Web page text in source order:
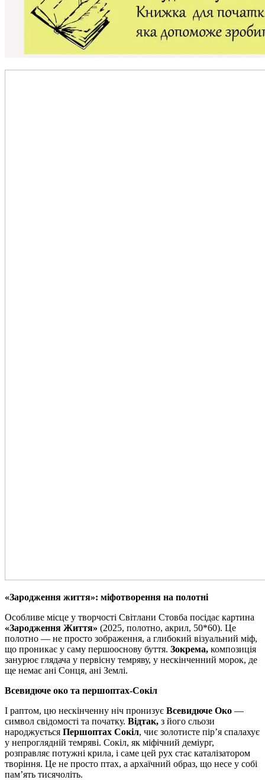
«Зародження життя»: міфотворення на полотні
Особливе місце у творчості Світлани Стовба посідає картина
«Зародження Життя» (2025, полотно, акрил, 50*60). Це
полотно — не просто зображення, а глибокий візуальний міф,
що проникає у саму першооснову буття. Зокрема, композиція
занурює глядача у первісну темряву, у нескінченний морок, де
ще немає ані Сонця, ані Землі.
Всевидюче око та першоптах-Сокіл
І раптом, цю нескінченну ніч пронизує Всевидюче Око —
символ свідомості та початку. Відтак, з його сльози
народжується Першоптах Сокіл, чиє золотисте пір’я спалахує
у непроглядній темряві. Сокіл, як міфічний деміург,
розправляє потужні крила, і саме цей рух стає каталізатором
творіння. Це не просто птах, а архаїчний образ, що несе у собі
пам’ять тисячоліть.